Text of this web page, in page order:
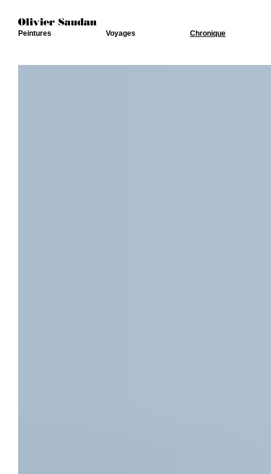
Peintures Voyages Chronique